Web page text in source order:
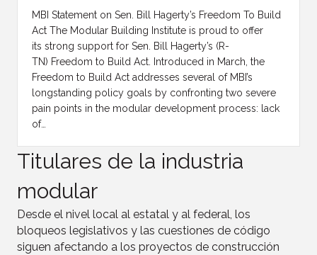
MBI Statement on Sen. Bill Hagerty’s Freedom To Build
Act The Modular Building Institute is proud to offer
its strong support for Sen. Bill Hagerty’s (R-
TN) Freedom to Build Act. Introduced in March, the
Freedom to Build Act addresses several of MBI’s
longstanding policy goals by confronting two severe
pain points in the modular development process: lack
of…
Titulares de la industria
modular
Desde el nivel local al estatal y al federal, los
bloqueos legislativos y las cuestiones de código
siguen afectando a los proyectos de construcción